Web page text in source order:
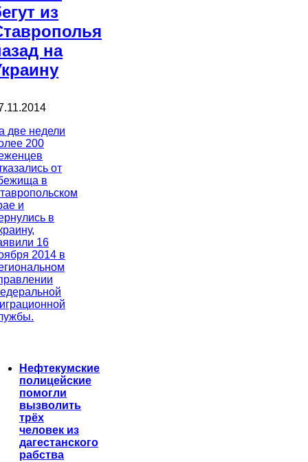
из
на
две недели
200
от
в
и
в
16
2014 в
Нефтекумские
полицейские
помогли
вызволить
трёх
человек из
дагестанского
рабства